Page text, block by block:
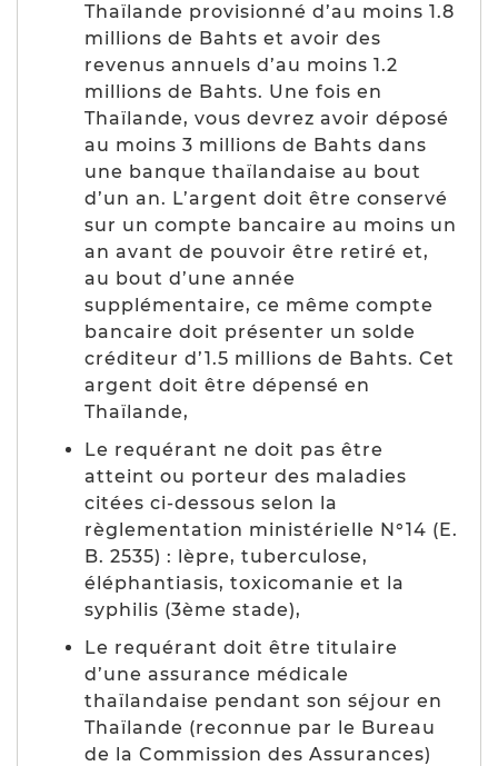
Thaïlande provisionné d’au moins 1.8
millions de Bahts et avoir des
revenus annuels d’au moins 1.2
millions de Bahts. Une fois en
Thaïlande, vous devrez avoir déposé
au moins 3 millions de Bahts dans
une banque thaïlandaise au bout
d’un an. L’argent doit être conservé
sur un compte bancaire au moins un
an avant de pouvoir être retiré et,
au bout d’une année
supplémentaire, ce même compte
bancaire doit présenter un solde
créditeur d’1.5 millions de Bahts. Cet
argent doit être dépensé en
Thaïlande,
Le requérant ne doit pas être
atteint ou porteur des maladies
citées ci-dessous selon la
règlementation ministérielle N°14 (E.
B. 2535) : lèpre, tuberculose,
éléphantiasis, toxicomanie et la
syphilis (3ème stade),
Le requérant doit être titulaire
d’une assurance médicale
thaïlandaise pendant son séjour en
Thaïlande (reconnue par le Bureau
de la Commission des Assurances)